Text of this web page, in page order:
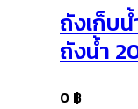
ถังเก็บน้
ถังน้ำ
0 ฿